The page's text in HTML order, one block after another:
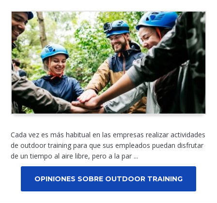
Cada vez es más habitual en las empresas realizar actividades
de outdoor training para que sus empleados puedan disfrutar
de un tiempo al aire libre, pero a la par ...
OPINIONES SOBRE OUTDOOR TRAINING